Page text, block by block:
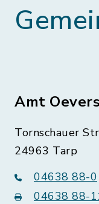
Amt
Tornschauer
24963 Tarp
04638 88-0
04638 88-